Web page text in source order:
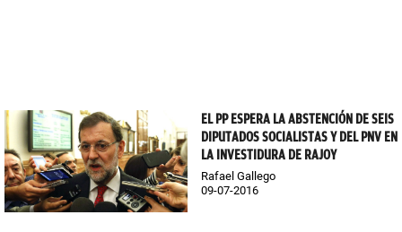
EL PP ESPERA LA ABSTENCIÓN DE SEIS
DIPUTADOS SOCIALISTAS Y DEL PNV EN
LA INVESTIDURA DE RAJOY
Rafael Gallego
09-07-2016